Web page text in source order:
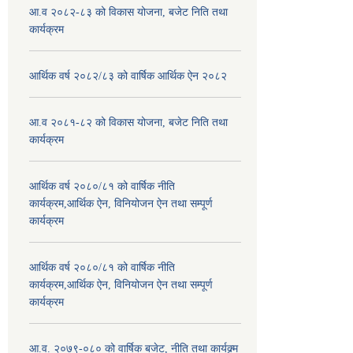
आ.व २०८२-८३ को विकास योजना, बजेट निति तथा
कार्यक्रम
आर्थिक वर्ष २०८२/८३ को वार्षिक आर्थिक ऐन २०८२
आ.व २०८१-८२ को विकास योजना, बजेट निति तथा
कार्यक्रम
आर्थिक वर्ष २०८०/८१ को वार्षिक नीति
कार्यक्रम,आर्थिक ऐन, विनियोजन ऐन तथा सम्पूर्ण
कार्यक्रम
आर्थिक वर्ष २०८०/८१ को वार्षिक नीति
कार्यक्रम,आर्थिक ऐन, विनियोजन ऐन तथा सम्पूर्ण
कार्यक्रम
आ.व. २०७९-०८० को वार्षिक बजेट, नीति तथा कार्यक्र्म